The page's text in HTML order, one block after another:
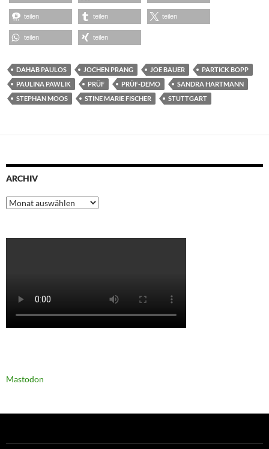
teilen teilen teilen
teilen teilen
DAHAB PAULOS JOCHEN PRANG JOE BAUER
PARTICK BOPP
PAULINA PAWLIK
PRÜF PRÜF-DEMO
SANDRA HARTMANN
STEPHAN MOOS
STINE MARIE FISCHER STUTTGART
ARCHIV
Archiv
Mastodon